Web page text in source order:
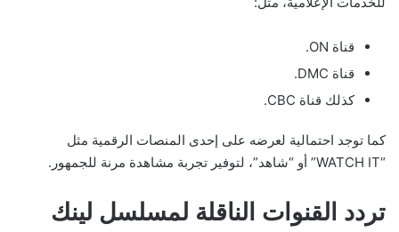
قناة ON.
قناة DMC.
كذلك قناة CBC.
كما توجد احتمالية لعرضه على إحدى المنصات الرقمية مثل
“WATCH IT” أو “شاهد”، لتوفير تجربة مشاهدة مرنة للجمهور.
تردد القنوات الناقلة لمسلسل لينك